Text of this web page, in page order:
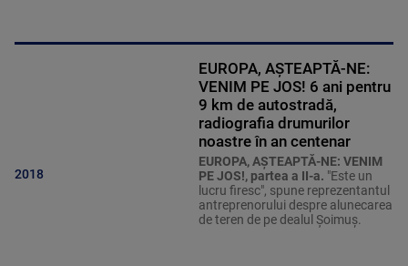
2018
EUROPA, AŞTEAPTĂ-NE:
VENIM PE JOS! 6 ani pentru
9 km de autostradă,
radiografia drumurilor
noastre în an centenar
EUROPA, AŞTEAPTĂ-NE: VENIM
PE JOS!, partea a II-a. "Este un
lucru firesc", spune reprezentantul
antreprenorului despre alunecarea
de teren de pe dealul Şoimuş.